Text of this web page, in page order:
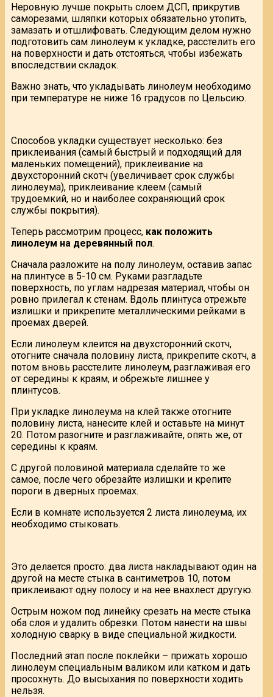
Неровную лучше покрыть слоем ДСП, прикрутив
саморезами, шляпки которых обязательно утопить,
замазать и отшлифовать. Следующим делом нужно
подготовить сам линолеум к укладке, расстелить его
на поверхности и дать отстояться, чтобы избежать
впоследствии складок.
Важно знать, что укладывать линолеум необходимо
при температуре не ниже 16 градусов по Цельсию.
Способов укладки существует несколько: без
приклеивания (самый быстрый и подходящий для
маленьких помещений), приклеивание на
двухсторонний скотч (увеличивает срок службы
линолеума), приклеивание клеем (самый
трудоемкий, но и наиболее сохраняющий срок
службы покрытия).
Теперь рассмотрим процесс, как положить
линолеум на деревянный пол.
Сначала разложите на полу линолеум, оставив запас
на плинтусе в 5-10 см. Руками разгладьте
поверхность, по углам надрезая материал, чтобы он
ровно прилегал к стенам. Вдоль плинтуса отрежьте
излишки и прикрепите металлическими рейками в
проемах дверей.
Если линолеум клеится на двухсторонний скотч,
отогните сначала половину листа, прикрепите скотч, а
потом вновь расстелите линолеум, разглаживая его
от середины к краям, и обрежьте лишнее у
плинтусов.
При укладке линолеума на клей также отогните
половину листа, нанесите клей и оставьте на минут
20. Потом разогните и разглаживайте, опять же, от
середины к краям.
С другой половиной материала сделайте то же
самое, после чего обрезайте излишки и крепите
пороги в дверных проемах.
Если в комнате используется 2 листа линолеума, их
необходимо стыковать.
Это делается просто: два листа накладывают один на
другой на месте стыка в сантиметров 10, потом
приклеивают одну полосу и на нее внахлест другую.
Острым ножом под линейку срезать на месте стыка
оба слоя и удалить обрезки. Потом нанести на швы
холодную сварку в виде специальной жидкости.
Последний этап после поклейки – прижать хорошо
линолеум специальным валиком или катком и дать
просохнуть. До высыхания по поверхности ходить
нельзя.